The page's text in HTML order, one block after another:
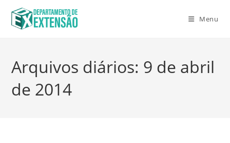
Menu
Arquivos diários: 9 de abril
de 2014